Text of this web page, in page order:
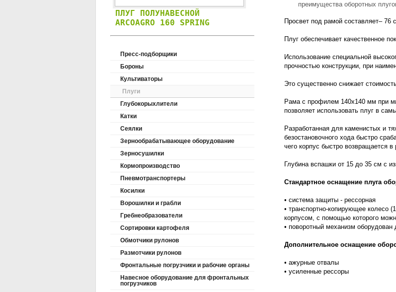
преимущества оборотных
Просвет под рамой составляет–
Плуг обеспечивает качественное
Использование специальной
прочностью конструкции, при
Это существенно снижает
Рама с профилем 140х140 мм при
позволяет использовать плуг в
Разработанная для каменистых и
безостановочного хода быстро
чего корпус быстро возвращается
Глубина вспашки от 15 до 35 см с
Стандартное оснащение плуга
• система защиты - рессорная
• транспортно-копирующее колесо
корпусом, с помощью которого
• поворотный механизм
Дополнительное оснащение
• ажурные отвалы
• усиленные рессоры
ПЛУГ ПОЛУНАВЕСНОЙ
ARCOAGRO 160 SPRING
РЕССОРНОЙ ЗАЩИТОЙ
Пресс-подборщики
Бороны
Культиваторы
Плуги
Глубокорыхлители
Катки
Сеялки
Зернообрабатывающее оборудование
Зерносушилки
Кормопроизводство
Пневмотранспортеры
Косилки
Ворошилки и грабли
Гребнеобразователи
Сортировки картофеля
Обмотчики рулонов
Размотчики рулонов
Фронтальные погрузчики и рабочие органы
Навесное оборудование для фронтальных
погрузчиков